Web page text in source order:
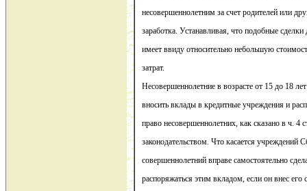
несовершеннолетним за счет родителей или
заработка. Устанавливая, что подобные
имеет ввиду относительно небольшую
затрат.
Несовершеннолетние в возрасте от 15 до 18
вносить вклады в кредитные учреждения и
право несовершеннолетних, как сказано в ч. 4
законодательством. Что касается учреждений
совершеннолетний вправе самостоятельно
распоряжаться этим вкладом, если он внес его